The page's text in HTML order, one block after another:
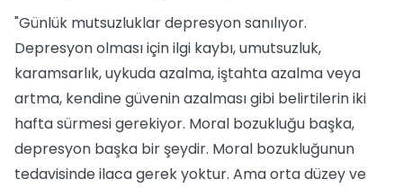
"Günlük mutsuzluklar depresyon sanılıyor.
Depresyon olması için ilgi kaybı, umutsuzluk,
karamsarlık, uykuda azalma, iştahta azalma veya
artma, kendine güvenin azalması gibi belirtilerin iki
hafta sürmesi gerekiyor. Moral bozukluğu başka,
depresyon başka bir şeydir. Moral bozukluğunun
tedavisinde ilaca gerek yoktur. Ama orta düzey ve